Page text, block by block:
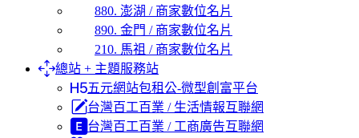
880. 澎湖 / 商家數位名片
890. 金門 / 商家數位名片
210. 馬祖 / 商家數位名片
總站 + 主題服務站
五元網站包租公-微型創富平台
台灣百工百業 / 生活情報互聯網
台灣百工百業 / 工商廣告互聯網